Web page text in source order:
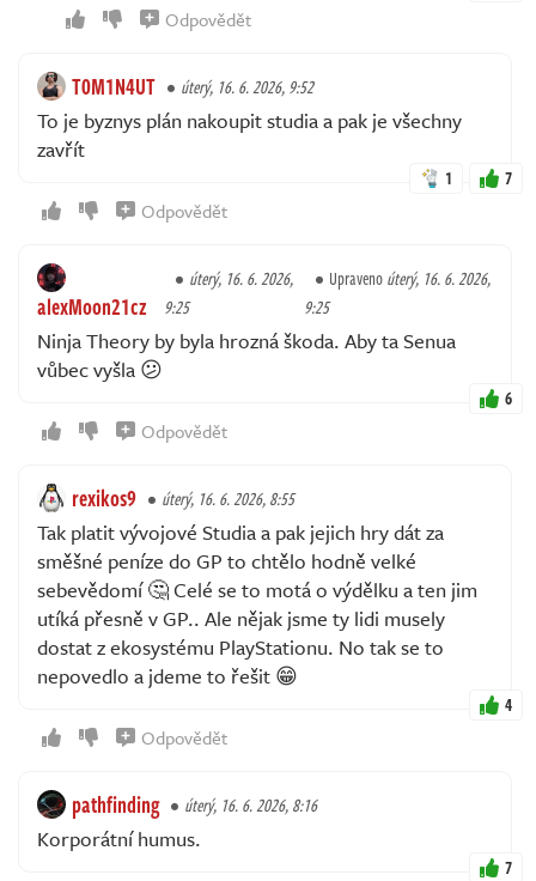
Odpovědět
T0M1N4UT úterý, 16. 6. 2026, 9:52
To je byznys plán nakoupit studia a pak je všechny
zavřít
1 7
Odpovědět
alexMoon21cz
úterý, 16. 6. 2026,
9:25
Upravenoúterý, 16. 6. 2026,
9:25
Ninja Theory by byla hrozná škoda. Aby ta Senua
vůbec vyšla 😕
6
Odpovědět
rexikos9 úterý, 16. 6. 2026, 8:55
Tak platit vývojové Studia a pak jejich hry dát za
směšné peníze do GP to chtělo hodně velké
sebevědomí 🤔 Celé se to motá o výdělku a ten jim
utíká přesně v GP.. Ale nějak jsme ty lidi musely
dostat z ekosystému PlayStationu. No tak se to
nepovedlo a jdeme to řešit 😁
4
Odpovědět
pathfinding úterý, 16. 6. 2026, 8:16
Korporátní humus.
7